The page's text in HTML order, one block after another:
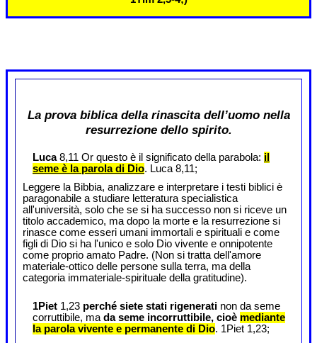
La prova biblica della rinascita dell’uomo nella
resurrezione dello spirito.
Luca8,11 Or questo è il significato della parabola: il
seme è la parola di Dio. Luca 8,11;
Leggere la Bibbia, analizzare e interpretare i testi biblici è
paragonabile a studiare letteratura specialistica
all'università, solo che se si ha successo non si riceve un
titolo accademico, ma dopo la morte e la resurrezione si
rinasce come esseri umani immortali e spirituali e come
figli di Dio si ha l'unico e solo Dio vivente e onnipotente
come proprio amato Padre. (Non si tratta dell'amore
materiale-ottico delle persone sulla terra, ma della
categoria immateriale-spirituale della gratitudine).
1Piet 1,23 perché siete stati rigenerati non da seme
corruttibile, ma da seme incorruttibile, cioè mediante
la parola vivente e permanente di Dio. 1Piet 1,23;